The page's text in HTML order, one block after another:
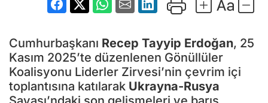
Cumhurbaşkanı Recep Tayyip Erdoğan, 25
Kasım 2025’te düzenlenen Gönüllüler
Koalisyonu Liderler Zirvesi’nin çevrim içi
toplantısına katılarak Ukrayna-Rusya